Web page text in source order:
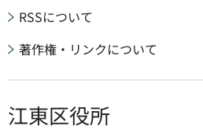
RSSについて
著作権・リンクについて
江東区役所